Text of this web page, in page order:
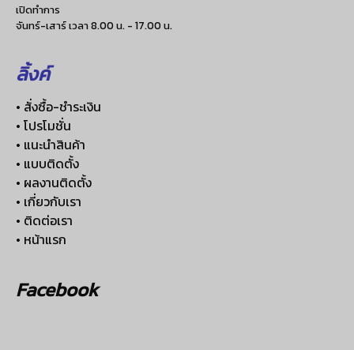
เปิดทำการ
จันทร์-เสาร์ เวลา 8.00 น. - 17.00 น.
ลิ้งค์
• สั่งซื้อ-ชำระเงิน
• โปรโมชั่น
• แนะนำสินค้า
• แบบติดตั้ง
• ผลงานติดตั้ง
• เกี่ยวกับเรา
• ติดต่อเรา
• หน้าแรก
Facebook